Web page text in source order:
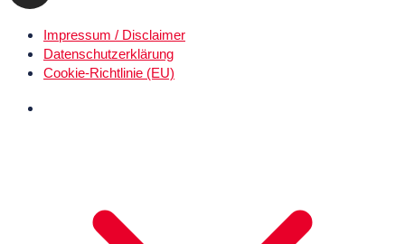
Impressum / Disclaimer
Datenschutz­erklärung
Cookie-Richtlinie (EU)